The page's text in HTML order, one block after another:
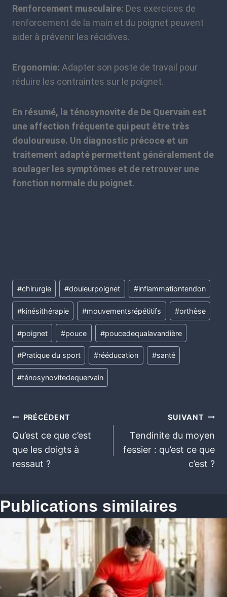
Renforcement musculaire: Des exercices de
renforcement de la main et du poignet peuvent
aider à prévenir les récidives.
Ergonomie: Adapter son poste de travail pour
réduire les contraintes sur le poignet.
En résumé, la ténosynovite de De Quervain est
une affection fréquente qui peut être très
douloureuse. Un diagnostic précoce et un
traitement adapté permettent généralement de
soulager les symptômes et de retrouver une
fonction normale du poignet.
#chirurgie #douleurpoignet #inflammationtendon
#kinésithérapie #mouvementsrépétitifs #orthèse
#poignet #pouce #poucedequalavandière
#Pratique du sport #rééducation #santé
#ténosynovitedequervain
PRÉCÉDENT
Qu’est ce que c’est
que les doigts à
ressaut ?
SUIVANT
Tendinite du moyen
fessier : qu’est ce que
c’est ?
Publications similaires